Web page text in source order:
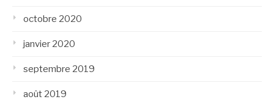
octobre 2020
janvier 2020
septembre 2019
août 2019